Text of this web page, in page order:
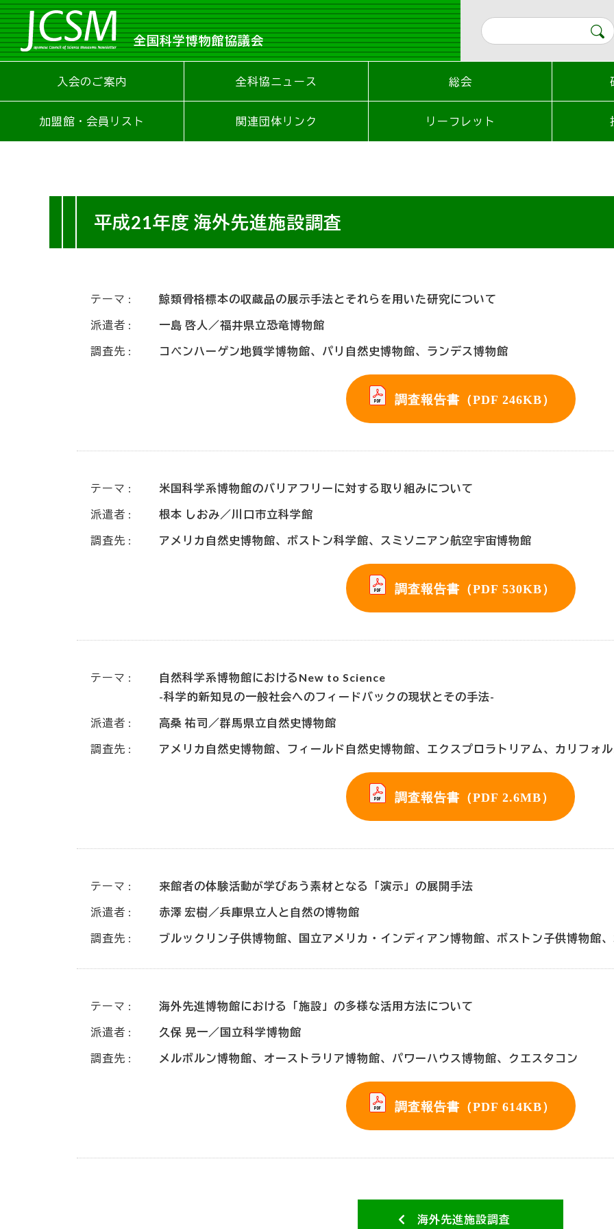
全国科学博物館協議会
入会のご案内 全科協ニュース 総会
加盟館・会員リスト 関連団体リンク リーフレット
平成21年度 海外先進施設調査
テーマ
鯨類骨格標本の収蔵品の展示手法とそれらを用いた研究について
派遣者
一島 啓人／福井県立恐竜博物館
調査先
コペンハーゲン地質学博物館、パリ自然史博物館、ランデス博物館
調査報告書（PDF 246KB）
テーマ
米国科学系博物館のバリアフリーに対する取り組みについて
派遣者
根本 しおみ／川口市立科学館
調査先
アメリカ自然史博物館、ボストン科学館、スミソニアン航空宇宙博物館
調査報告書（PDF 530KB）
テーマ
自然科学系博物館におけるNew to Science
-科学的新知見の一般社会へのフィードバックの現状とその手法-
派遣者
高桑 祐司／群馬県立自然史博物館
調査先
アメリカ自然史博物館、フィールド自然史博物館、エクスプロラトリアム、カリフォ
調査報告書（PDF 2.6MB）
テーマ
来館者の体験活動が学びあう素材となる「演示」の展開手法
派遣者
赤澤 宏樹／兵庫県立人と自然の博物館
調査先
ブルックリン子供博物館、国立アメリカ・インディアン博物館、ボストン子供博物館
テーマ
海外先進博物館における「施設」の多様な活用方法について
派遣者
久保 晃一／国立科学博物館
調査先
メルボルン博物館、オーストラリア博物館、パワーハウス博物館、クエスタコン
調査報告書（PDF 614KB）
海外先進施設調査